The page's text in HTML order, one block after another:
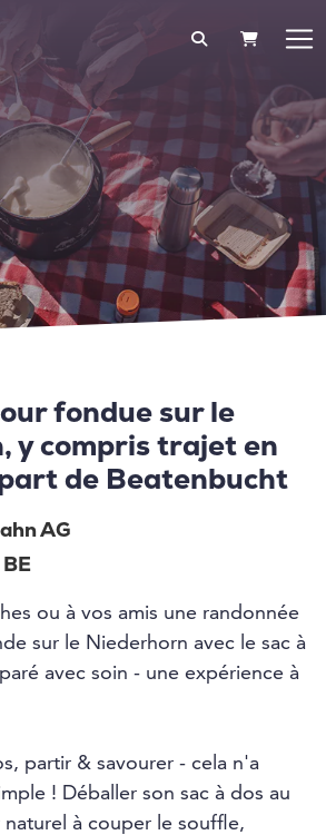
PANIER
fondue sur le
y compris trajet en
de Beatenbucht
AG
ou à vos amis une randonnée
sur le Niederhorn avec le sac à
avec soin - une expérience à
partir & savourer - cela n'a
! Déballer son sac à dos au
à couper le souffle,